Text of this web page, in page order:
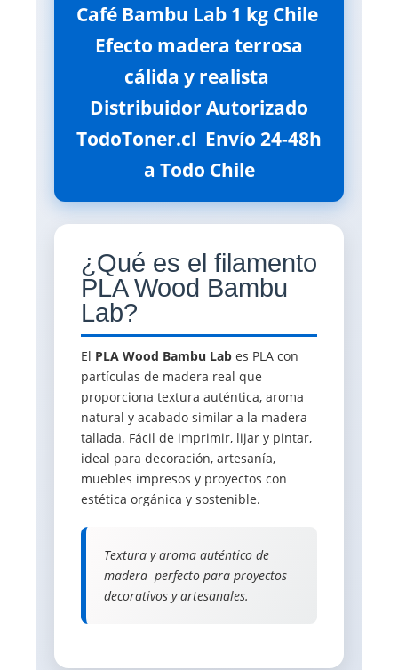
Café Bambu Lab 1 kg Chile 
Efecto madera terrosa
cálida y realista 
Distribuidor Autorizado
TodoToner.cl  Envío 24-48h
a Todo Chile
¿Qué es el filamento
PLA Wood Bambu
Lab?
El PLA Wood Bambu Lab es PLA con
partículas de madera real que
proporciona textura auténtica, aroma
natural y acabado similar a la madera
tallada. Fácil de imprimir, lijar y pintar,
ideal para decoración, artesanía,
muebles impresos y proyectos con
estética orgánica y sostenible.
Textura y aroma auténtico de
madera  perfecto para proyectos
decorativos y artesanales.